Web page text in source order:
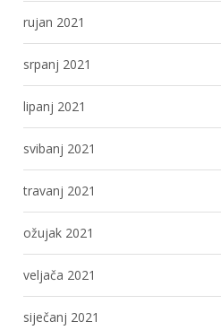
rujan 2021
srpanj 2021
lipanj 2021
svibanj 2021
travanj 2021
ožujak 2021
veljača 2021
siječanj 2021